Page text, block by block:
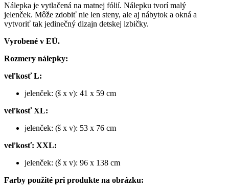
Nálepka je vytlačená na matnej fólií. Nálepku tvorí malý
jelenček. Môže zdobiť nie len steny, ale aj nábytok a okná a
vytvoriť tak jedinečný dizajn detskej izbičky.
Vyrobené v EÚ.
Rozmery nálepky:
veľkosť L:
jelenček: (š x v): 41 x 59 cm
veľkosť XL:
jelenček: (š x v): 53 x 76 cm
veľkosť: XXL:
jelenček: (š x v): 96 x 138 cm
Farby použité pri produkte na obrázku: